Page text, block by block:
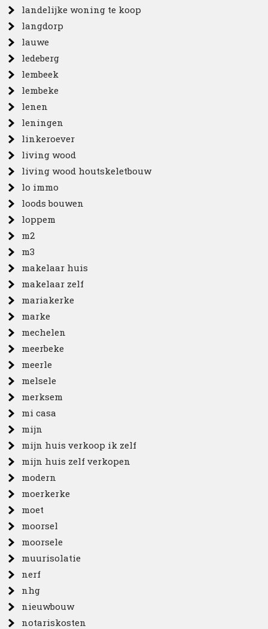
landelijke woning te koop
langdorp
lauwe
ledeberg
lembeek
lembeke
lenen
leningen
linkeroever
living wood
living wood houtskeletbouw
lo immo
loods bouwen
loppem
m2
m3
makelaar huis
makelaar zelf
mariakerke
marke
mechelen
meerbeke
meerle
melsele
merksem
mi casa
mijn
mijn huis verkoop ik zelf
mijn huis zelf verkopen
modern
moerkerke
moet
moorsel
moorsele
muurisolatie
nerf
nhg
nieuwbouw
notariskosten